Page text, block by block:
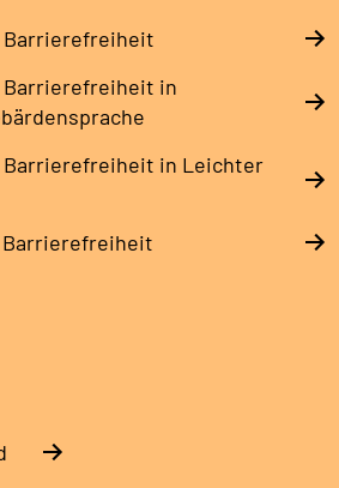
Barrierefreiheit
Barrierefreiheit in
Barrierefreiheit in Leichter
Barrierefreiheit